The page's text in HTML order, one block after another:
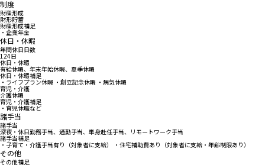
制度
財産形成
財形貯蓄
財産形成補足
・企業年金
休日・休暇
年間休日日数
124日
休日・休暇
有給休暇、年末年始休暇、夏季休暇
休日・休暇補足
・ライフプラン休暇 ・創立記念休暇 ・病気休暇
育児・介護
介護休暇
育児・介護補足
・育児休職など
諸手当
諸手当
深夜・休日勤務手当、通勤手当、単身赴任手当、リモートワーク手当
諸手当補足
・子育て・介護手当有り（対象者に支給） ・住宅補助費あり（対象者に支給・年齢制限あり）
その他
その他補足